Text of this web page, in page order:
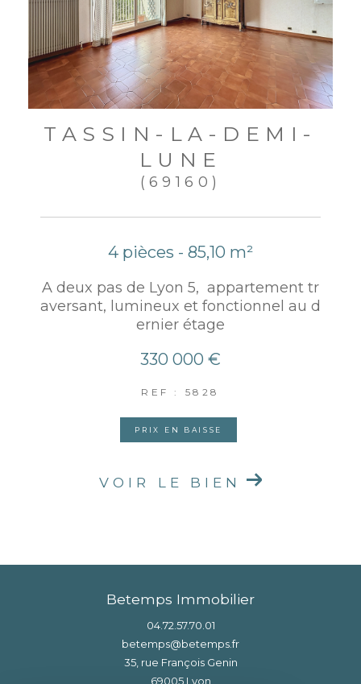
TASSIN-LA-DEMI-
LUNE
(69160)
4 pièces - 85,10 m²
A deux pas de Lyon 5, appartement tr
aversant, lumineux et fonctionnel au d
ernier étage
330 000 €
REF : 5828
PRIX EN BAISSE
VOIR LE BIEN
Betemps Immobilier
04.72.57.70.01
betemps@betemps.fr
35, rue François Genin
69005
lyon